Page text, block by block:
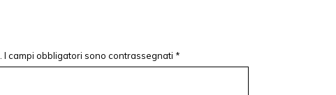
I campi obbligatori sono contrassegnati *